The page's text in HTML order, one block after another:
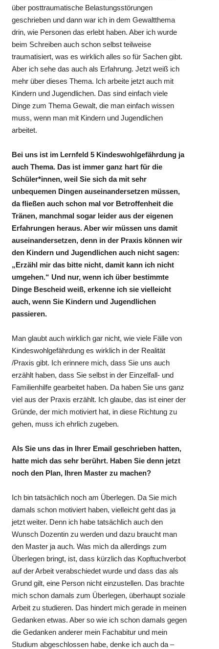
über posttraumatische Belastungsstörungen
geschrieben und dann war ich in dem Gewaltthema
drin, wie Personen das erlebt haben. Aber ich wurde
beim Schreiben auch schon selbst teilweise
traumatisiert, was es wirklich alles so für Sachen gibt.
Aber ich sehe das auch als Erfahrung. Jetzt weiß ich
mehr über dieses Thema. Ich arbeite jetzt auch mit
Kindern und Jugendlichen. Das sind einfach viele
Dinge zum Thema Gewalt, die man einfach wissen
muss, wenn man mit Kindern und Jugendlichen
arbeitet.
Bei uns ist im Lernfeld 5 Kindeswohlgefährdung ja
auch Thema. Das ist immer ganz hart für die
Schüler*innen, weil Sie sich da mit sehr
unbequemen Dingen auseinandersetzen müssen,
da fließen auch schon mal vor Betroffenheit die
Tränen, manchmal sogar leider aus der eigenen
Erfahrungen heraus. Aber wir müssen uns damit
auseinandersetzen, denn in der Praxis können wir
den Kindern und Jugendlichen auch nicht sagen:
„Erzähl mir das bitte nicht, damit kann ich nicht
umgehen.“ Und nur, wenn ich über bestimmte
Dinge Bescheid weiß, erkenne ich sie vielleicht
auch, wenn Sie Kindern und Jugendlichen
passieren.
Man glaubt auch wirklich gar nicht, wie viele Fälle von
Kindeswohlgefährdung es wirklich in der Realität
/Praxis gibt. Ich erinnere mich, dass Sie uns auch
erzählt haben, dass Sie selbst in der Einzelfall- und
Familienhilfe gearbeitet haben. Da haben Sie uns ganz
viel aus der Praxis erzählt. Ich glaube, das ist einer der
Gründe, der mich motiviert hat, in diese Richtung zu
gehen, muss ich ehrlich zugeben.
Als Sie uns das in Ihrer Email geschrieben hatten,
hatte mich das sehr berührt. Haben Sie denn jetzt
noch den Plan, Ihren Master zu machen?
Ich bin tatsächlich noch am Überlegen. Da Sie mich
damals schon motiviert haben, vielleicht geht das ja
jetzt weiter. Denn ich habe tatsächlich auch den
Wunsch Dozentin zu werden und dazu braucht man
den Master ja auch. Was mich da allerdings zum
Überlegen bringt, ist, dass kürzlich das Kopftuchverbot
auf der Arbeit verabschiedet wurde und dass das als
Grund gilt, eine Person nicht einzustellen. Das brachte
mich schon damals zum Überlegen, überhaupt soziale
Arbeit zu studieren. Das hindert mich gerade in meinen
Gedanken etwas. Aber so wie ich schon damals gegen
die Gedanken anderer mein Fachabitur und mein
Studium abgeschlossen habe, denke ich auch da –